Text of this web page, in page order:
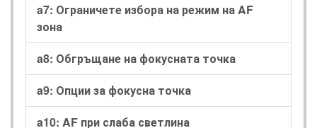
a7: Ограничете избора на режим на AF
зона
a8: Обгръщане на фокусната точка
a9: Опции за фокусна точка
a10: AF при слаба светлина